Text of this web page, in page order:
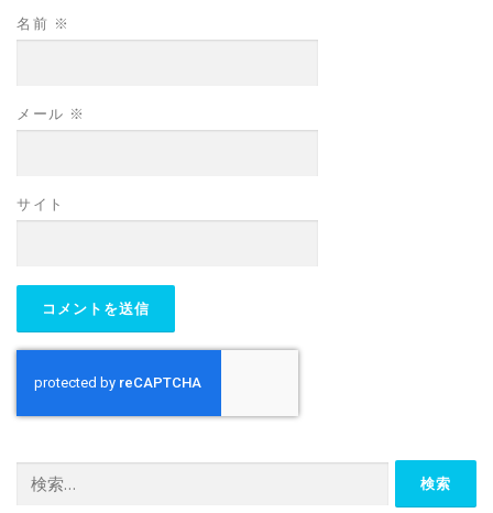
名前 ※
メール ※
サイト
索: